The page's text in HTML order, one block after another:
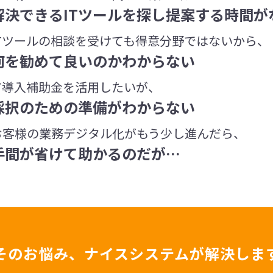
決できるITツールを探し提案する時間が
ールの相談を受けても得意分野ではないから、
を勧めて良いのかわからない
入補助金を活用したいが、
択のための準備がわからない
様の業務デジタル化がもう少し進んだら、
間が省けて助かるのだが…
のお悩み、ナイスシステムが解決しま